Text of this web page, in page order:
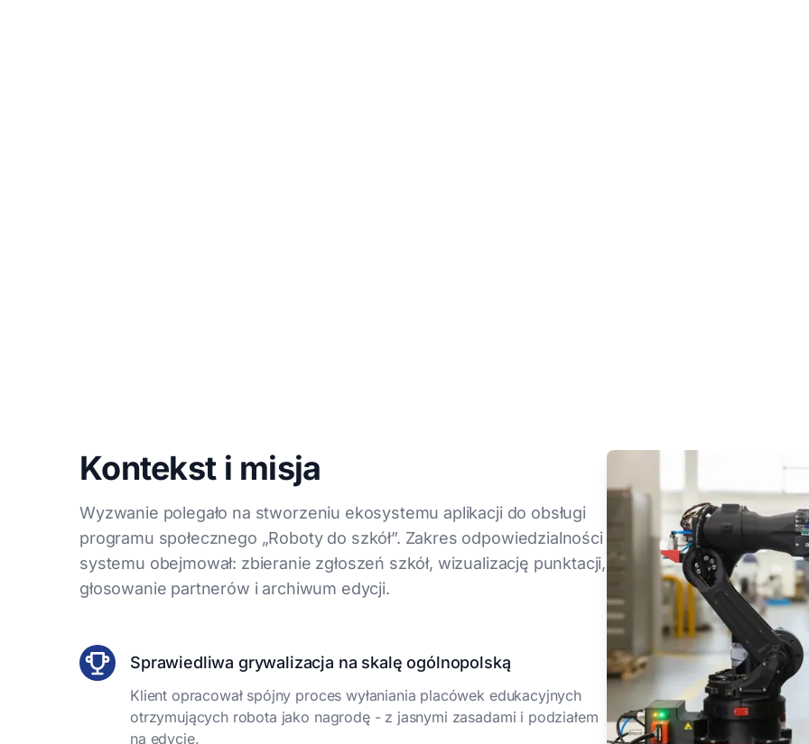
Kontekst i misja
Wyzwanie polegało na stworzeniu ekosystemu aplikacji do obsługi
programu społecznego „Roboty do szkół”. Zakres odpowiedzialności
systemu obejmował: zbieranie zgłoszeń szkół, wizualizację punktacji,
głosowanie partnerów i archiwum edycji.
Sprawiedliwa grywalizacja na skalę ogólnopolską
Klient opracował spójny proces wyłaniania placówek edukacyjnych
otrzymujących robota jako nagrodę - z jasnymi zasadami i podziałem
na edycje.